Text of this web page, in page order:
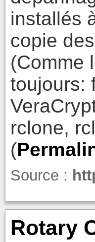
installés
copie
(Comme
toujours:
rclone,
(
Source :
Rotary